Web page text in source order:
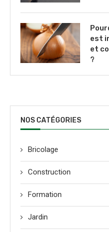
est
et
?
NOS CATÉGORIES
Bricolage
Construction
Formation
Jardin